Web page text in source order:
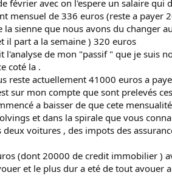
février avec on l'espere un salaire qui
mensuel de 336 euros (reste a payer
sienne que nous avons du changer
il part a la semaine ) 320 euros
de mon "passif " que je suis
coté la .
reste actuellement 41000 euros a
sur mon compte que sont prelevés
a baisser de que cete
et dans la spirale que vous
voitures , des impots des
(dont 20000 de credit immobilier )
et le plus dur a eté de tout avouer